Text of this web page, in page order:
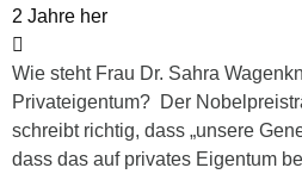
2 Jahre her
Wie steht Frau Dr. Sahra
Privateigentum? Der
schreibt richtig, dass „unsere
dass das auf privates Eigentum